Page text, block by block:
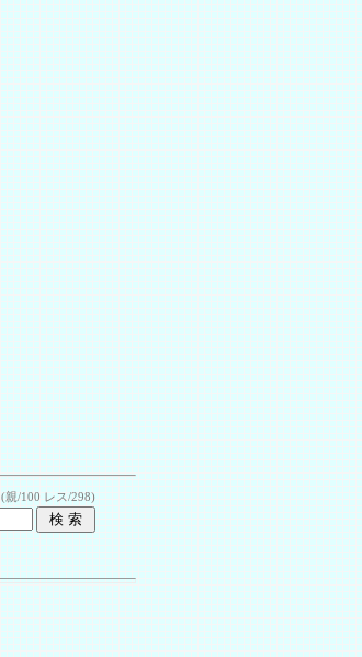
(親/100 レス/298)